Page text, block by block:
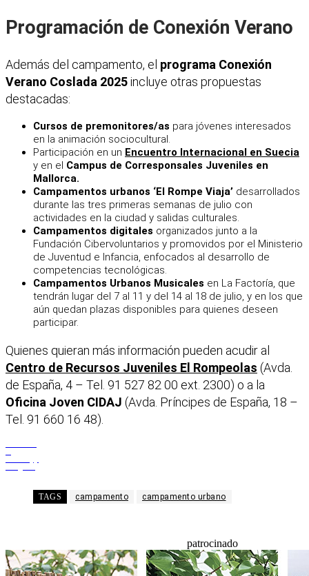
Programación de Conexión Verano
Además del campamento, el programa Conexión
Verano Coslada 2025incluye otras propuestas
destacadas:
Cursos de premonitores/as para jóvenes interesados
en la animación sociocultural.
Participación en un Encuentro Internacional en Suecia
y en el Campus de Corresponsales Juveniles en
Mallorca.
Campamentos urbanos ‘El Rompe Viaja’ desarrollados
durante las tres primeras semanas de julio con
actividades en la ciudad y salidas culturales.
Campamentos digitales organizados junto a la
Fundación Cibervoluntarios y promovidos por el Ministerio
de Juventud e Infancia, enfocados al desarrollo de
competencias tecnológicas.
Campamentos Urbanos Musicales en La Factoría, que
tendrán lugar del 7 al 11 y del 14 al 18 de julio, y en los que
aún quedan plazas disponibles para quienes deseen
participar.
Quienes quieran más información pueden acudir al
Centro de Recursos Juveniles El Rompeolas (Avda.
de España, 4 – Tel. 91 527 82 00 ext. 2300) o a la
Oficina Joven CIDAJ (Avda. Príncipes de España, 18 –
Tel. 91 660 16 48).
TAGS campamento campamento urbano
patrocinado